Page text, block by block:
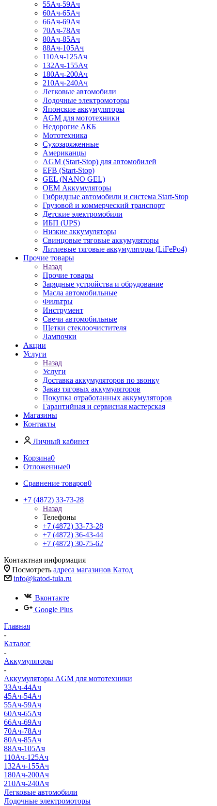
55Ач-59Ач
60Ач-65Ач
66Ач-69Ач
70Ач-78Ач
80Ач-85Ач
88Ач-105Ач
110Ач-125Ач
132Ач-155Ач
180Ач-200Ач
210Ач-240Ач
Легковые автомобили
Лодочные электромоторы
Японские аккумуляторы
AGM для мототехники
Недорогие АКБ
Мототехника
Сухозаряженные
Американцы
AGM (Start-Stop) для автомобилей
EFB (Start-Stop)
GEL (NANO GEL)
OEM Аккумуляторы
Гибридные автомобили и система Start-Stop
Грузовой и коммерческий транспорт
Детские электромобили
ИБП (UPS)
Низкие аккумуляторы
Свинцовые тяговые аккумуляторы
Литиевые тяговые аккумуляторы (LiFePo4)
Прочие товары
Назад
Прочие товары
Зарядные устройства и обрудование
Масла автомобильные
Фильтры
Инструмент
Свечи автомобильные
Щетки стеклоочистителя
Лампочки
Акции
Услуги
Назад
Услуги
Доставка аккумуляторов по звонку
Заказ тяговых аккумуляторов
Покупка отработанных аккумуляторов
Гарантийная и сервисная мастерская
Магазины
Контакты
Личный кабинет
Корзина0
Отложенные0
Сравнение товаров0
+7 (4872) 33-73-28
Назад
Телефоны
+7 (4872) 33-73-28
+7 (4872) 36-43-44
+7 (4872) 30-75-62
Контактная информация
Посмотреть адреса магазинов Катод
info@katod-tula.ru
Вконтакте
Google Plus
Главная
-
Каталог
-
Аккумуляторы
-
Аккумуляторы AGM для мототехники
33Ач-44Ач
45Ач-54Ач
55Ач-59Ач
60Ач-65Ач
66Ач-69Ач
70Ач-78Ач
80Ач-85Ач
88Ач-105Ач
110Ач-125Ач
132Ач-155Ач
180Ач-200Ач
210Ач-240Ач
Легковые автомобили
Лодочные электромоторы